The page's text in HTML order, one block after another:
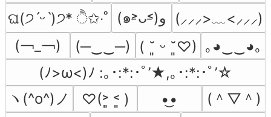
ଘ(੭ˊᵕˋ)੭* ੈ✩‧˚
(๑˃̵ᴗ˂̵)و
(⸝⸝⸝>﹏<⸝⸝⸝)
(￢_￢)
(─‿‿─) ( ˘͈ ᵕ ˘͈♡) ｡◕‿‿◕｡
(ﾉ>ω<)ﾉ :｡･:*:･ﾟ’★,｡･:*:･ﾟ’☆
ヽ(^o^)ノ
♡(˃͈ ˂͈ ) •͜•
(＾▽＾)